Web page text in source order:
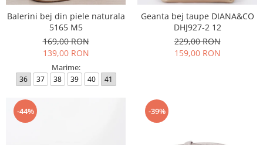
Balerini bej din piele naturala
5165 M5
169,00 RON
139,00 RON
Marime:
36 37 38 39 40 41
Geanta bej taupe DIANA&CO
DHJ927-2 12
229,00 RON
159,00 RON
-44% -39%